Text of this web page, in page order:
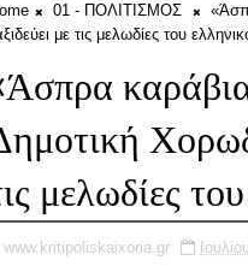
01 - ΠΟΛΙΤΙΣΜΟΣ
με τις μελωδίες του
μελωδίες
www.kritipoliskaixoria.gr